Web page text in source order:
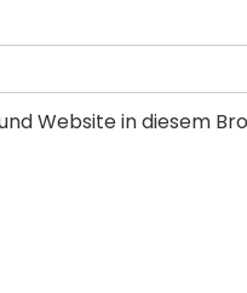
Website in diesem